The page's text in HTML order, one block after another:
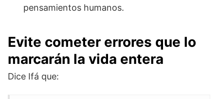
pensamientos humanos.
Evite cometer errores que lo
marcarán la vida entera
Dice Ifá que: